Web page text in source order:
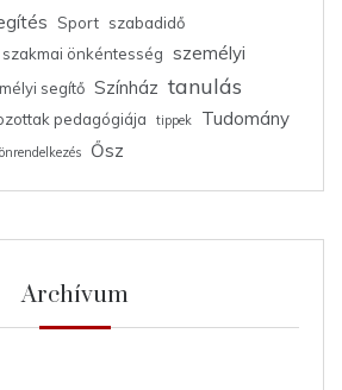
Sport szabadidő
szakmai önkéntesség személyi
segítő Színház tanulás
pedagógiája tippek Tudomány
önrendelkezés Ősz
Archívum